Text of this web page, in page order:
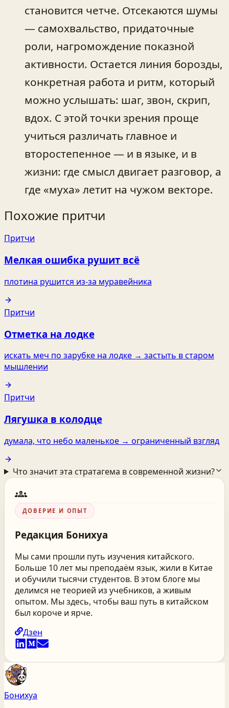
становится четче. Отсекаются шумы
— самохвальство, придаточные
роли, нагромождение показной
активности. Остается линия борозды,
конкретная работа и ритм, который
можно услышать: шаг, звон, скрип,
вдох. С этой точки зрения проще
учиться различать главное и
второстепенное — и в языке, и в
жизни: где смысл двигает разговор, а
где «муха» летит на чужом векторе.
Похожие притчи
Притчи
Мелкая ошибка рушит всё
плотина рушится из-за муравейника
Притчи
Отметка на лодке
искать меч по зарубке на лодке → застыть в старом
мышлении
Притчи
Лягушка в колодце
думала, что небо маленькое → ограниченный взгляд
Что значит эта стратагема в современной жизни?
groups
ДОВЕРИЕ И ОПЫТ
Редакция Бонихуа
Мы сами прошли путь изучения китайского.
Больше 10 лет мы преподаём язык, жили в Китае
и обучили тысячи студентов. В этом блоге мы
делимся не теорией из учебников, а живым
опытом. Мы здесь, чтобы ваш путь в китайском
был короче и ярче.
Дзен
Бонихуа